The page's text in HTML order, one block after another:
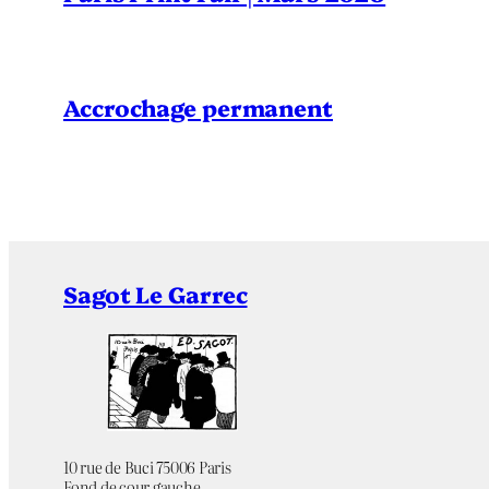
Accrochage permanent
Sagot Le Garrec
10 rue de Buci 75006 Paris